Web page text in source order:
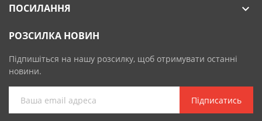
ПОСИЛАННЯ 
РОЗСИЛКА НОВИН
Підпишіться на нашу розсилку, щоб отримувати останні
новини.
Підписатись